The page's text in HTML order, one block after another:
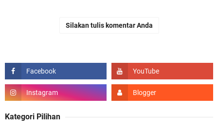
Silakan tulis komentar Anda
Kategori Pilihan